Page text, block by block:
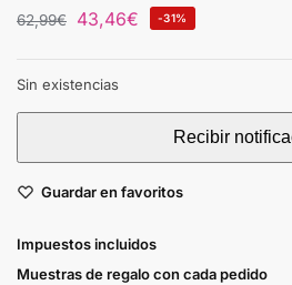
62,99€ 43,46€ -31%
Sin existencias
Guardar en favoritos
Impuestos incluidos
Muestras de regalo con cada pedido